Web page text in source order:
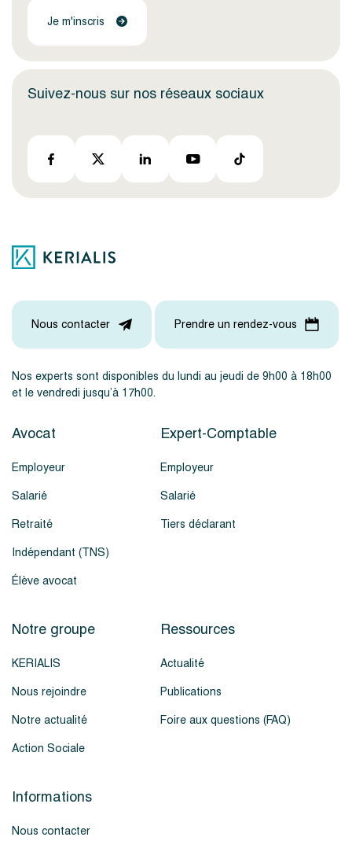
Je m'inscris
Suivez-nous sur nos réseaux sociaux
Nos experts sont disponibles du lundi au jeudi de 9h00 à 18h00
et le vendredi jusqu’à 17h00.
Nous contacter Prendre un rendez-vous
Avocat
Employeur
Salarié
Retraité
Indépendant (TNS)
Élève avocat
Expert-Comptable
Employeur
Salarié
Tiers déclarant
Notre groupe
KERIALIS
Nous rejoindre
Notre actualité
Action Sociale
Ressources
Actualité
Publications
Foire aux questions (FAQ)
Informations
Nous contacter